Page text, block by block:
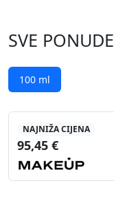
SVE PONUDE
100 ml
NAJNIŽA CIJENA
95,45 €